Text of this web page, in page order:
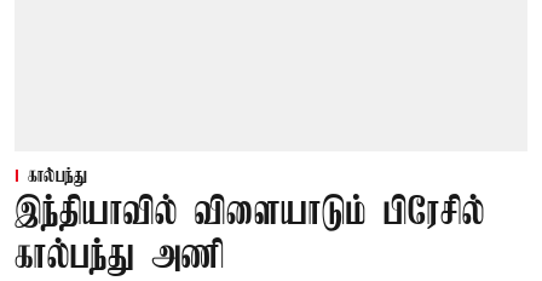
கால்பந்து
இந்தியாவில் விளையாடும் பிரேசில்
கால்பந்து அணி